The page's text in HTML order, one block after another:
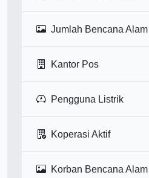
Jumlah Bencana Alam
Kantor Pos
Pengguna Listrik
Koperasi Aktif
Korban Bencana Alam